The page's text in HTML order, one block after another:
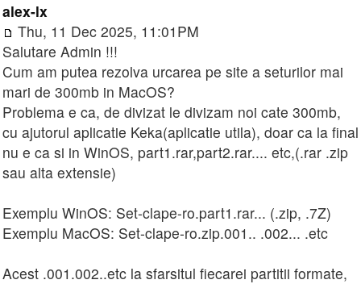
alex-lx
Thu, 11 Dec 2025, 11:01PM
Salutare Admin !!!
Cum am putea rezolva urcarea pe site a seturilor mai
mari de 300mb in MacOS?
Problema e ca, de divizat le divizam noi cate 300mb,
cu ajutorul aplicatie Keka(aplicatie utila), doar ca la final
nu e ca si in WinOS, part1.rar,part2.rar.... etc,(.rar .zip
sau alta extensie)
Exemplu WinOS: Set-clape-ro.part1.rar... (.zip, .7Z)
Exemplu MacOS: Set-clape-ro.zip.001.. .002... .etc
Acest .001.002..etc la sfarsitul fiecarei partitii formate,